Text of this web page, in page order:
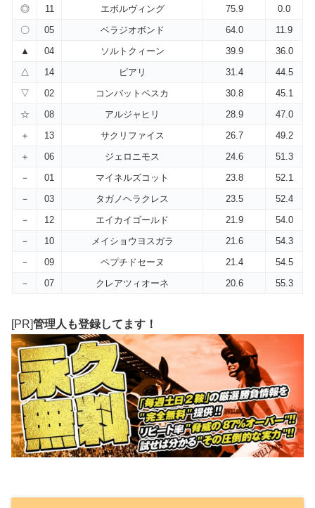
◎ 11 エボルヴィング 75.9
0.0
〇
05 ベラジオボンド 64.0
11.9
▲
04 ソルトクィーン 39.9
36.0
△
14 ピアリ 31.4
44.5
▽
02 コンバットペスカ 30.8
45.1
☆
08 アルジャヒリ 28.9
47.0
＋
13 サクリファイス 26.7
49.2
＋
06 ジェロニモス 24.6
51.3
－
01 マイネルズコット 23.8
52.1
－
03 タガノヘラクレス 23.5
52.4
－
12 エイカイゴールド 21.9
54.0
－
10 メイショウヨスガラ 21.6
54.3
－
09 ペプチドセーヌ 21.4
54.5
－
07 クレアツィオーネ 20.6 55.3
[PR]管理人も登録してます！